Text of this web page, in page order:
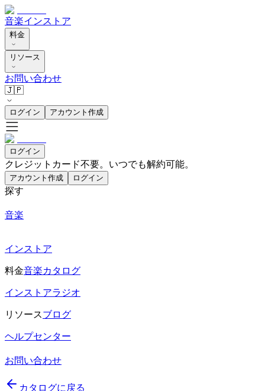
音楽インストア
料金
リソース
お問い合わせ
🇯🇵
ログイン アカウント作成
ログイン
クレジットカード不要。いつでも解約可能。
アカウント作成 ログイン
探す
音楽
インストア
料金音楽カタログ
インストアラジオ
リソースブログ
ヘルプセンター
お問い合わせ
カタログに戻る